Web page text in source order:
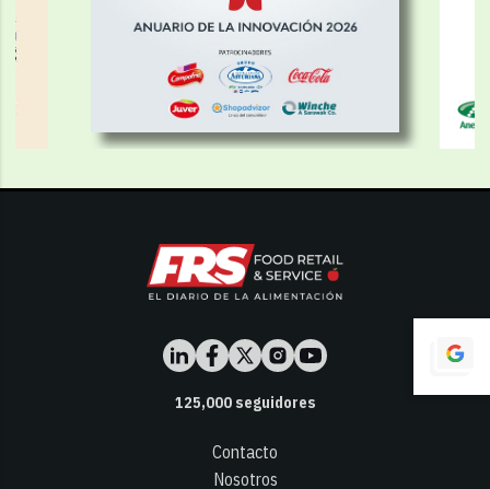
125,000seguidores
Contacto
Nosotros